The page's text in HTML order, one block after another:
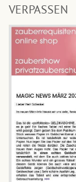
VERPASSEN